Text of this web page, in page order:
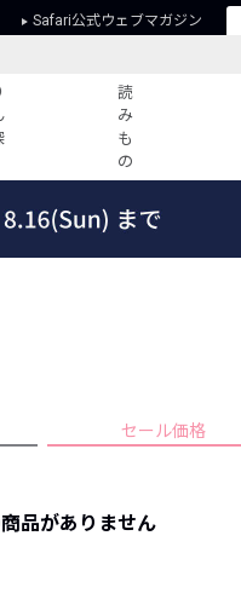
Safari公式ウェブマガジン
読
み
も
の
プライバシーポリシー
セール価格
品がありません